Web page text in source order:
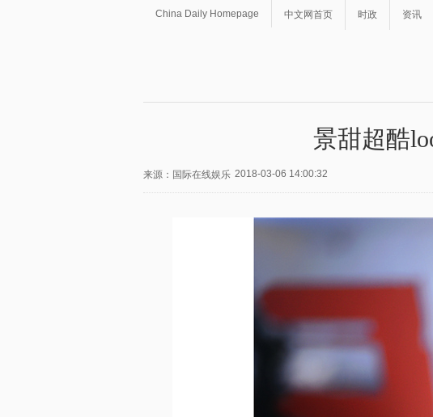
China Daily Homepage 中文网首页 时政 资讯
景甜超酷
来源：国际在线娱乐 2018-03-06 14:00:32